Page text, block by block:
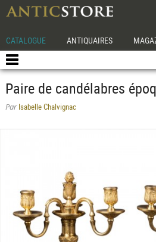
CATALOGUE ANTIQUAIRES
Paire de candélabres
ParIsabelle Chalvignac